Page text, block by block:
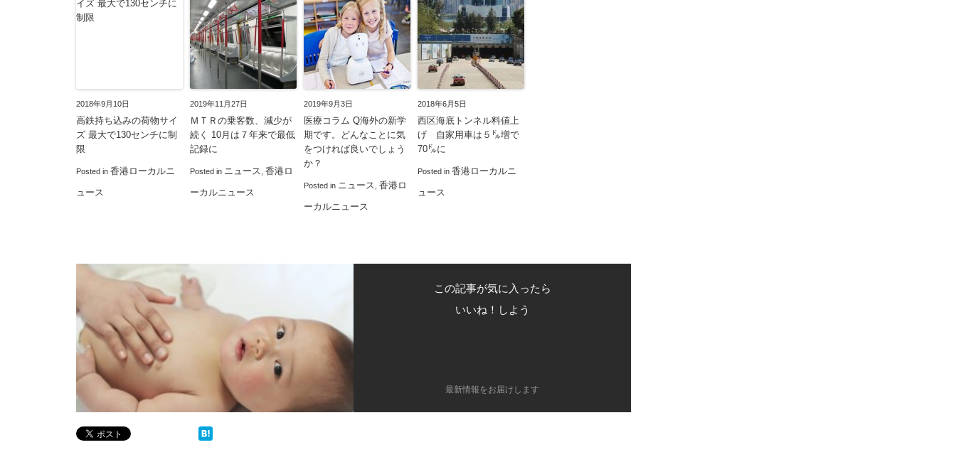
2018年9月10日
高鉄持ち込みの荷物サイ
ズ 最大で130センチに制
限
Posted in 香港ローカルニ
ュース
2019年11月27日
ＭＴＲの乗客数、減少が
続く 10月は７年来で最低
記録に
Posted in ニュース 香港ロ
ーカルニュース
2019年9月3日
医療コラム Q海外の新学
期です。どんなことに気
をつければ良いでしょう
か？
Posted in ニュース 香港ロ
ーカルニュース
2018年6月5日
西区海底トンネル料値上
げ 自家用車は５㌦増で
70㌦に
Posted in 香港ローカルニ
ュース
この記事が気に入ったら
いいね！しよう
最新情報をお届けします